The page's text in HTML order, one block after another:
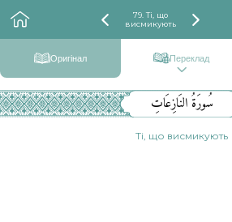
79. Ті, що
висмикують
Оригінал Переклад
سُورَةُ النَازِعَاتِ
Ті, що висмикують